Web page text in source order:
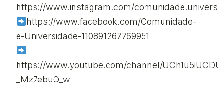
https://www.instagram.com/
https://www.facebook.com/Comunidade-
e-Universidade-110891267769951
https://www.youtube.com/channel/
_Mz7ebuO_w